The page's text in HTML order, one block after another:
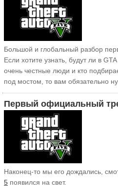
Большой и глобальный разбор
Если хотите узнать, будут ли в
очень честные люди и кто
под мостом, то вам обязательно
Первый официальный
Наконец-то мы его дождались,
5 появился на свет.